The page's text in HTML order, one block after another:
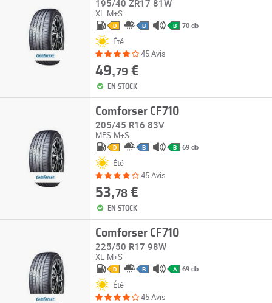
195/40 ZR17 81W
XL M+S
D B B 70 db
Été
45 Avis
49,79 €
EN STOCK
Comforser CF710
205/45 R16 83V
MFS M+S
D B B 69 db
Été
45 Avis
53,78€
EN STOCK
Comforser CF710
225/50 R17 98W
XL M+S
D B A 69 db
Été
45 Avis